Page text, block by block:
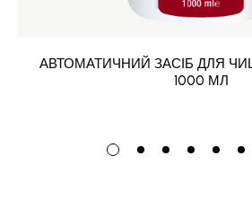
АВТОМАТИЧНИЙ ЗАСІБ ДЛЯ
1000 МЛ